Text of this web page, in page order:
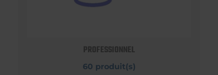
PROFESSIONNEL
60 produit(s)